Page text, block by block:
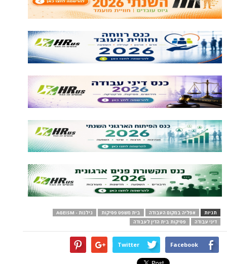
תגיות אפליה במקום העבודה בית משפט פסיקות
גילנות - AGEISM
דיני עבודה
פסיקות בית הדין לעבודה
Facebook
Twitter